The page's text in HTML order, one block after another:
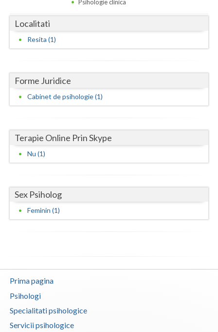
Gorj
Harghita
Ialomita
Maramures
Mehedinti
Neamt
Olt
Satu-Mare
Sibiu
Suceava
Psihologie clinica
Localitati
Resita (1)
Forme Juridice
Cabinet de psihologie (1)
Terapie Online Prin Skype
Nu (1)
Sex Psiholog
Feminin (1)
Prima pagina
Psihologi
Specialitati psihologice
Servicii psihologice